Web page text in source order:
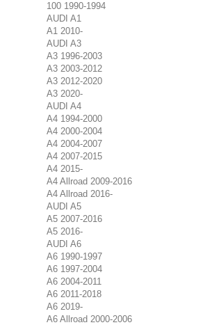
100 1990-1994
AUDI A1
A1 2010-
AUDI A3
A3 1996-2003
A3 2003-2012
A3 2012-2020
A3 2020-
AUDI A4
A4 1994-2000
A4 2000-2004
A4 2004-2007
A4 2007-2015
A4 2015-
A4 Allroad 2009-2016
A4 Allroad 2016-
AUDI A5
A5 2007-2016
A5 2016-
AUDI A6
A6 1990-1997
A6 1997-2004
A6 2004-2011
A6 2011-2018
A6 2019-
A6 Allroad 2000-2006